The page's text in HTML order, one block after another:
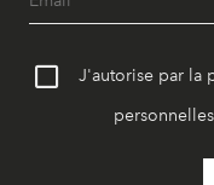
J'autorise par la